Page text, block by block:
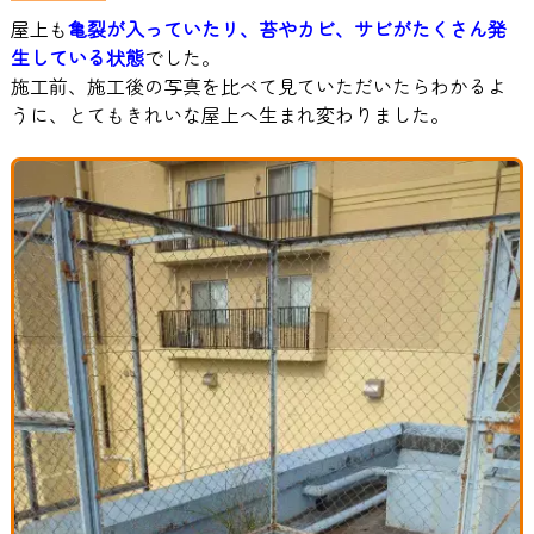
屋上も亀裂が入っていたリ、苔やカビ、サビがたくさん発
生している状態でした。
施工前、施工後の写真を比べて見ていただいたらわかるよ
うに、とてもきれいな屋上へ生まれ変わりました。